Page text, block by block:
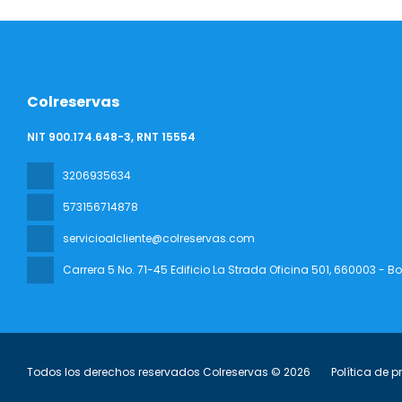
Colreservas
NIT 900.174.648-3, RNT 15554
3206935634
573156714878
servicioalcliente@colreservas.com
Carrera 5 No. 71-45 Edificio La Strada Oficina 501, 660003 -
Todos los derechos reservados Colreservas © 2026 Política de